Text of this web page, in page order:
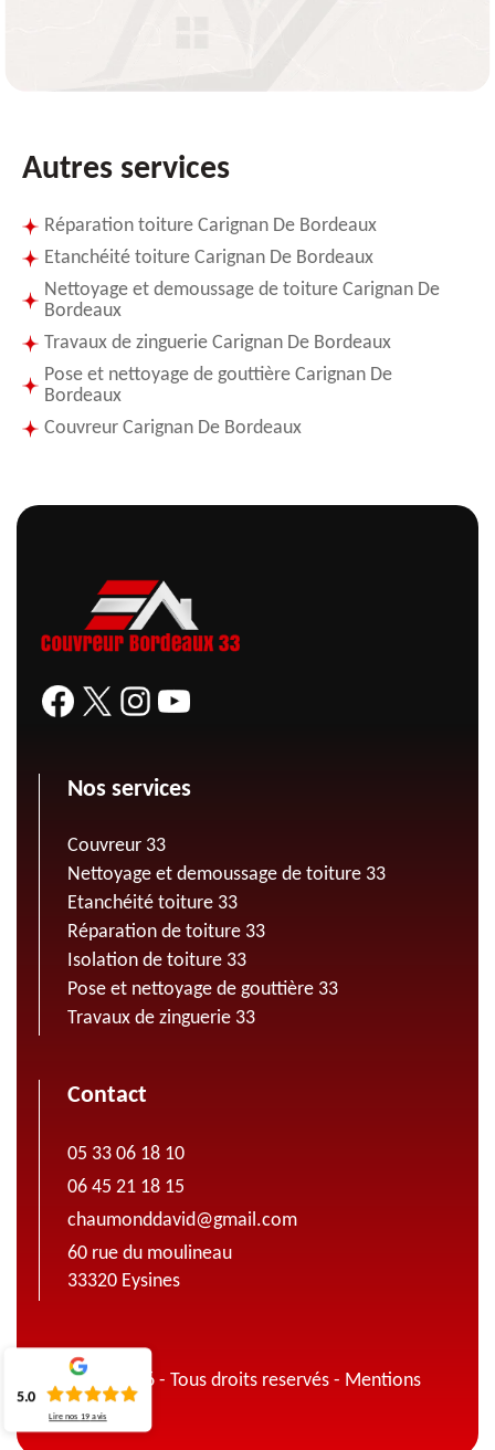
Autres services
Réparation toiture Carignan De Bordeaux
Etanchéité toiture Carignan De Bordeaux
Nettoyage et demoussage de toiture Carignan De
Bordeaux
Travaux de zinguerie Carignan De Bordeaux
Pose et nettoyage de gouttière Carignan De
Bordeaux
Couvreur Carignan De Bordeaux
Nos services
Couvreur 33
Nettoyage et demoussage de toiture 33
Etanchéité toiture 33
Réparation de toiture 33
Isolation de toiture 33
Pose et nettoyage de gouttière 33
Travaux de zinguerie 33
Contact
05 33 06 18 10
06 45 21 18 15
chaumonddavid@gmail.com
60 rue du moulineau
33320 Eysines
© 2022 - 2026 - Tous droits reservés - Mentions
légales
5.0
Lire nos 19 avis